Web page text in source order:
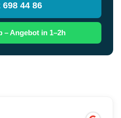
698 44 86
– Angebot in 1–2h